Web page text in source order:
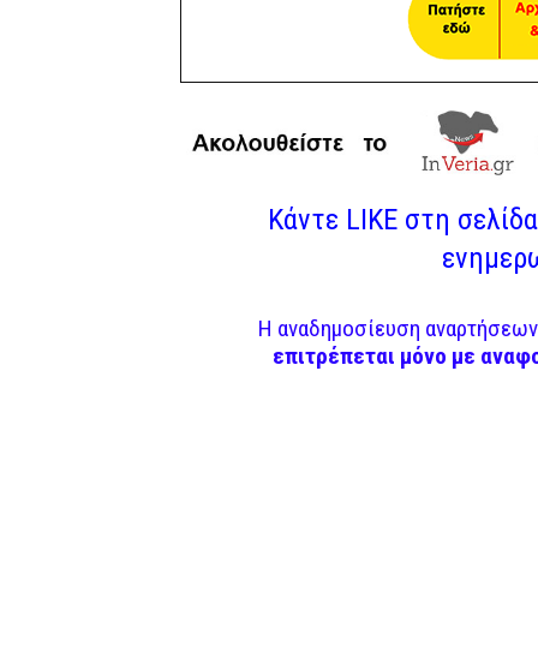
Κάντε LIKE στη
Η αναδημοσίευση
επιτρέπεται μόνο με